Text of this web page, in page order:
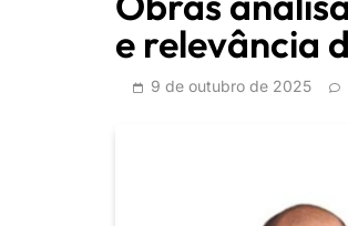
e relevância
9 de outubro de 2025